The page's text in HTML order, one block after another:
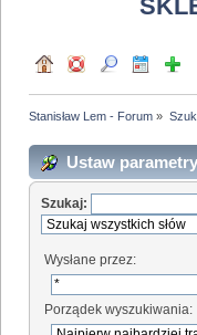
Stanisław Lem - Forum »
Ustaw
Szukaj:
Wysłane przez:
Porządek wyszukiwania: